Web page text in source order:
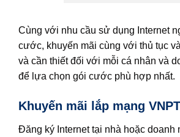
Cùng với nhu cầu sử dụng Internet
cước, khuyến mãi cùng với thủ tục
và cần thiết đối với mỗi cá nhân và
để lựa chọn gói cước phù hợp nhất.
Khuyến mãi lắp mạng
Đăng ký Internet tại nhà hoặc